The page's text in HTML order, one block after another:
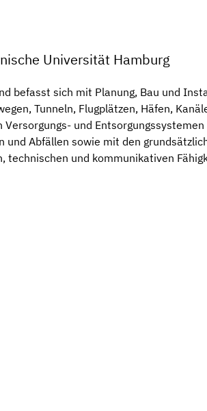
Universität Hamburg
befasst sich mit Planung, Bau und
Tunneln, Flugplätzen, Häfen,
und
Abfällen sowie mit den
technischen und kommunikativen